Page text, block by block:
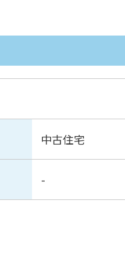
中古住宅
-